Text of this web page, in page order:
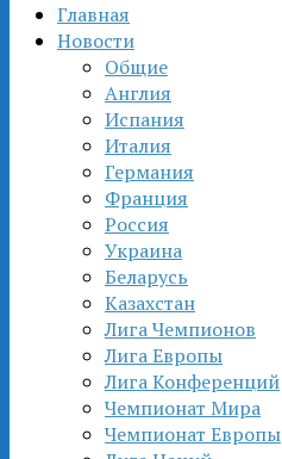
Главная
Новости
Общие
Англия
Испания
Италия
Германия
Франция
Россия
Украина
Беларусь
Казахстан
Лига Чемпионов
Лига Европы
Лига Конференций
Чемпионат Мира
Чемпионат Европы